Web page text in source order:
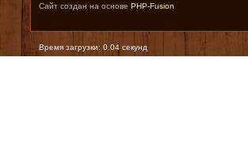
Сайт создан на основе PHP-Fusion
Время загрузки: 0.04 секунд